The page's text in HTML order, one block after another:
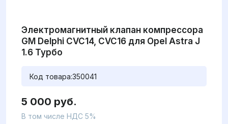
Электромагнитный клапан компрессора
GM Delphi CVC14, CVC16 для Opel Astra J
1.6 Турбо
Код товара:350041
5 000 руб.
В том числе НДС 5%